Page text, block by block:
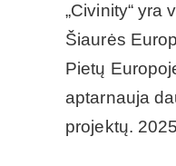
„Civinity“
Šiaurės
Pietų
aptarnauja
projektų.